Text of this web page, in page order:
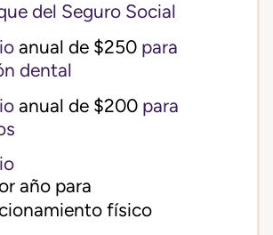
del Seguro Social
anual de $250 para
dental
anual de $200 para
año para
físico